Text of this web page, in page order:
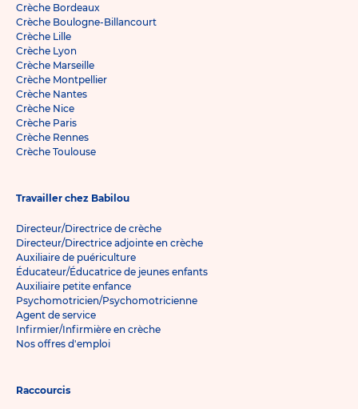
Crèche Bordeaux
Crèche Boulogne-Billancourt
Crèche Lille
Crèche Lyon
Crèche Marseille
Crèche Montpellier
Crèche Nantes
Crèche Nice
Crèche Paris
Crèche Rennes
Crèche Toulouse
Travailler chez Babilou
Directeur/Directrice de crèche
Directeur/Directrice adjointe en crèche
Auxiliaire de puériculture
Éducateur/Éducatrice de jeunes enfants
Auxiliaire petite enfance
Psychomotricien/Psychomotricienne
Agent de service
Infirmier/Infirmière en crèche
Nos offres d'emploi
Raccourcis